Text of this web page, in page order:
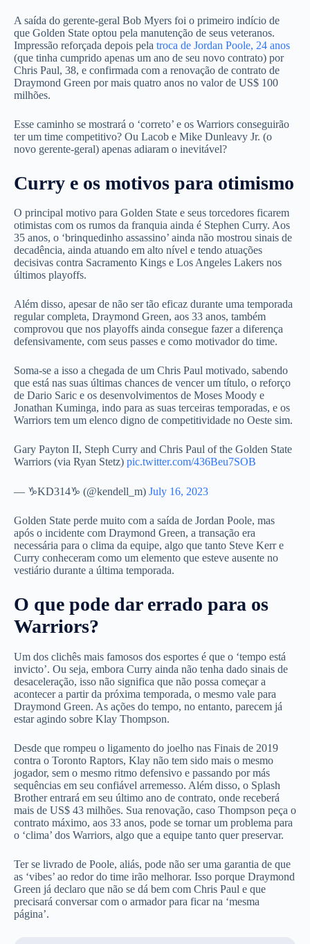
A saída do gerente-geral Bob Myers foi o primeiro indício de
que Golden State optou pela manutenção de seus veteranos.
Impressão reforçada depois pela troca de Jordan Poole, 24 anos
(que tinha cumprido apenas um ano de seu novo contrato) por
Chris Paul, 38, e confirmada com a renovação de contrato de
Draymond Green por mais quatro anos no valor de US$ 100
milhões.
Esse caminho se mostrará o ‘correto’ e os Warriors conseguirão
ter um time competitivo? Ou Lacob e Mike Dunleavy Jr. (o
novo gerente-geral) apenas adiaram o inevitável?
Curry e os motivos para otimismo
O principal motivo para Golden State e seus torcedores ficarem
otimistas com os rumos da franquia ainda é Stephen Curry. Aos
35 anos, o ‘brinquedinho assassino’ ainda não mostrou sinais de
decadência, ainda atuando em alto nível e tendo atuações
decisivas contra Sacramento Kings e Los Angeles Lakers nos
últimos playoffs.
Além disso, apesar de não ser tão eficaz durante uma temporada
regular completa, Draymond Green, aos 33 anos, também
comprovou que nos playoffs ainda consegue fazer a diferença
defensivamente, com seus passes e como motivador do time.
Soma-se a isso a chegada de um Chris Paul motivado, sabendo
que está nas suas últimas chances de vencer um título, o reforço
de Dario Saric e os desenvolvimentos de Moses Moody e
Jonathan Kuminga, indo para as suas terceiras temporadas, e os
Warriors tem um elenco digno de competitividade no Oeste sim.
Gary Payton II, Steph Curry and Chris Paul of the Golden State
Warriors (via Ryan Stetz) pic.twitter.com/436Beu7SOB
— ♑KD314♑ (@kendell_m) July 16, 2023
Golden State perde muito com a saída de Jordan Poole, mas
após o incidente com Draymond Green, a transação era
necessária para o clima da equipe, algo que tanto Steve Kerr e
Curry conheceram como um elemento que esteve ausente no
vestiário durante a última temporada.
O que pode dar errado para os
Warriors?
Um dos clichês mais famosos dos esportes é que o ‘tempo está
invicto’. Ou seja, embora Curry ainda não tenha dado sinais de
desaceleração, isso não significa que não possa começar a
acontecer a partir da próxima temporada, o mesmo vale para
Draymond Green. As ações do tempo, no entanto, parecem já
estar agindo sobre Klay Thompson.
Desde que rompeu o ligamento do joelho nas Finais de 2019
contra o Toronto Raptors, Klay não tem sido mais o mesmo
jogador, sem o mesmo ritmo defensivo e passando por más
sequências em seu confiável arremesso. Além disso, o Splash
Brother entrará em seu último ano de contrato, onde receberá
mais de US$ 43 milhões. Sua renovação, caso Thompson peça o
contrato máximo, aos 33 anos, pode se tornar um problema para
o ‘clima’ dos Warriors, algo que a equipe tanto quer preservar.
Ter se livrado de Poole, aliás, pode não ser uma garantia de que
as ‘vibes’ ao redor do time irão melhorar. Isso porque Draymond
Green já declaro que não se dá bem com Chris Paul e que
precisará conversar com o armador para ficar na ‘mesma
página’.